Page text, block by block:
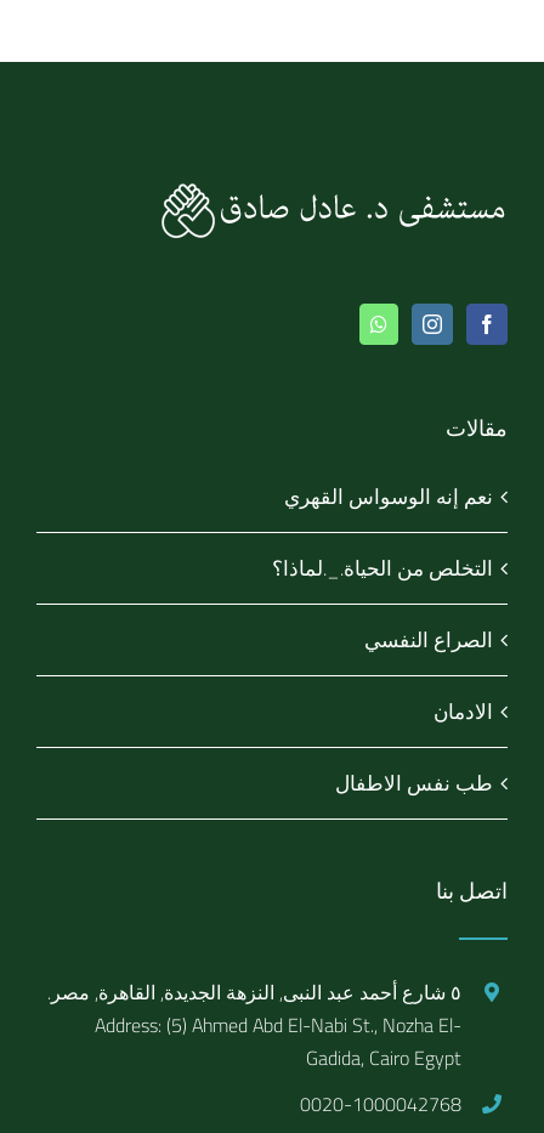
مقالات
نعم إنه الوسواس القهري
التخلص من الحياة._.لماذا؟
الصراع النفسي
الادمان
طب نفس الاطفال
اتصل بنا
٥ شارع أحمد عبد النبى, النزهة الجديدة, القاهرة, مصر.
Address: (5) Ahmed Abd El-Nabi St., Nozha El-
Gadida, Cairo Egypt
0020-1000042768